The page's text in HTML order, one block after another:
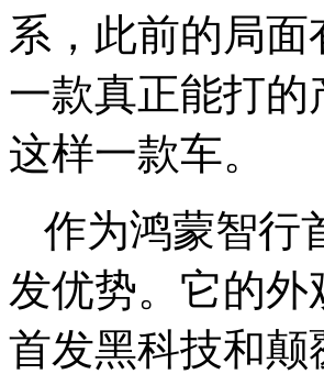
系，此前的局
一款真正能打
这样一款车。
作为鸿蒙智行
发优势。它的
首发黑科技和